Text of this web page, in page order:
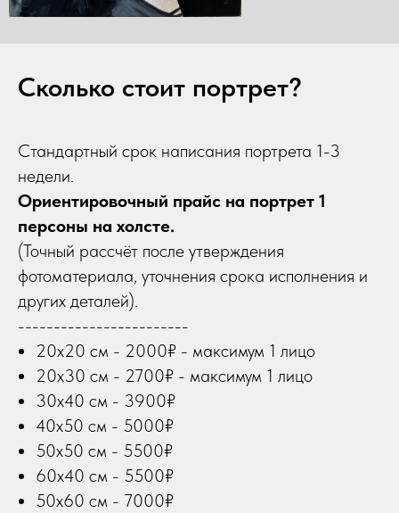
Сколько стоит портрет?
Стандартный срок написания портрета 1-3
недели.
Ориентировочный прайс на портрет 1
персоны на холсте.
(Точный рассчёт после утверждения
фотоматериала, уточнения срока исполнения и
других деталей).
------------------------
20х20 см - 2000₽ - максимум 1 лицо
20х30 см - 2700₽ - максимум 1 лицо
30х40 см - 3900₽
40х50 см - 5000₽
50х50 см - 5500₽
60х40 см - 5500₽
50х60 см - 7000₽